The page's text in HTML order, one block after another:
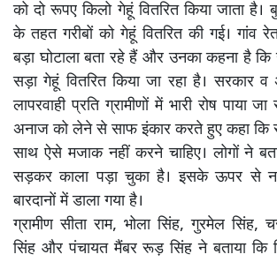
को दो रूपए किलो गेहूं वितरित किया जाता है।
के तहत गरीबों को गेहूं वितरित की गई। गांव
बड़ा घोटाला बता रहे हैं और उनका कहना है कि
सड़ा गेहूं वितरित किया जा रहा है। सरकार व
लापरवाही प्रति ग्रामीणों में भारी रोष पाया
अनाज को लेने से साफ इंकार करते हुए कहा कि
साथ ऐसे मजाक नहीं करने चाहिए। लोगों ने
सड़कर काला पड़ा चुका है। इसके ऊपर से न
बारदानों में डाला गया है।
ग्रामीण सीता राम, भोला सिंह, गुरमेल सिंह,
सिंह और पंचायत मैंबर रूड़ सिंह ने बताया कि